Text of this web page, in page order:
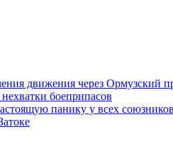
движения через Ормузский
боеприпасов
панику у всех